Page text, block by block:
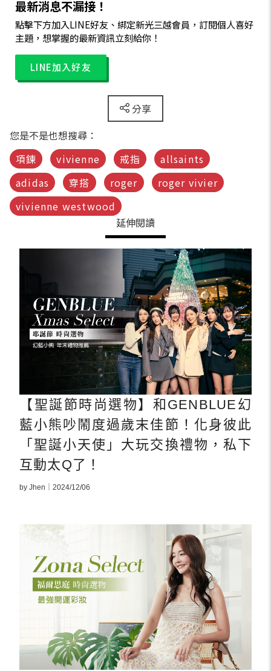
最新消息不漏接！
點擊下方加入LINE好友、綁定新光三越會員，訂閱個人喜好
主題，想掌握的最新資訊立刻給你！
LINE加入好友
分享
您是不是也想搜尋：
項鍊
vivienne 戒指
allsaints
adidas
穿搭 roger
roger vivier
vivienne westwood
延伸閱讀
【聖誕節時尚選物】和GENBLUE幻
藍小熊吵鬧度過歲末佳節！化身彼此
「聖誕小天使」大玩交換禮物，私下
互動太Q了！
by Jhen｜2024/12/06